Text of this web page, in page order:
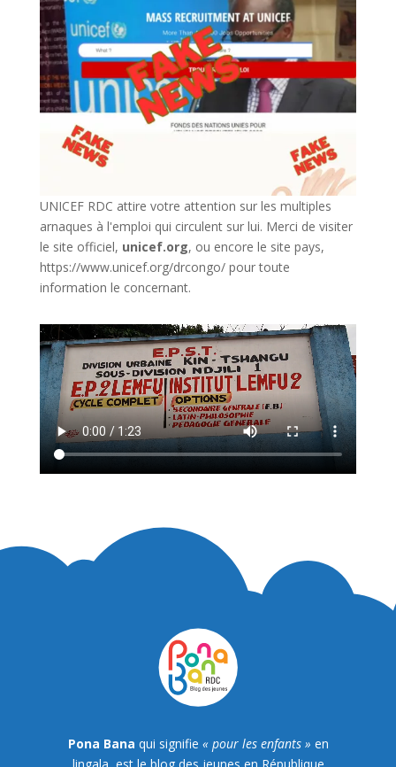
UNICEF RDC attire votre attention sur les multiples
arnaques à l'emploi qui circulent sur lui. Merci de visiter
le site officiel, unicef.org, ou encore le site pays,
https://www.unicef.org/drcongo/pour toute
information le concernant.
Pona Bana qui signifie « pour les enfants » en